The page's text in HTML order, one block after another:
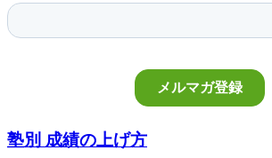
塾別 成績の上げ方